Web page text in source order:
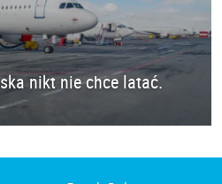
nikt nie chce latać.